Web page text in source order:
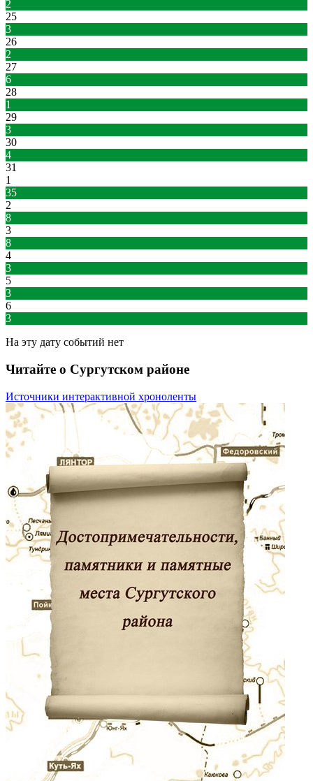
2
25
3
26
2
27
6
28
1
29
3
30
4
31
1
35
2
8
3
8
4
3
5
3
6
3
На эту дату событий нет
Читайте о Сургутском районе
Источники интерактивной хроноленты